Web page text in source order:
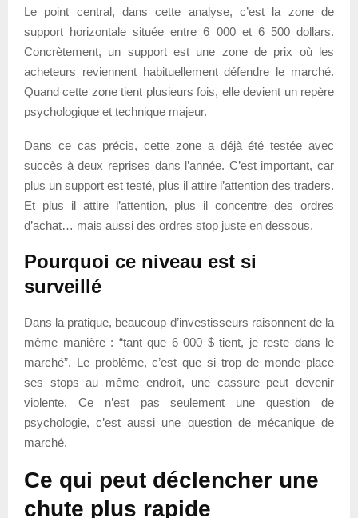
Le point central, dans cette analyse, c’est la zone de
support horizontale située entre 6 000 et 6 500 dollars.
Concrètement, un support est une zone de prix où les
acheteurs reviennent habituellement défendre le marché.
Quand cette zone tient plusieurs fois, elle devient un repère
psychologique et technique majeur.
Dans ce cas précis, cette zone a déjà été testée avec
succès à deux reprises dans l’année. C’est important, car
plus un support est testé, plus il attire l’attention des traders.
Et plus il attire l’attention, plus il concentre des ordres
d’achat… mais aussi des ordres stop juste en dessous.
Pourquoi ce niveau est si
surveillé
Dans la pratique, beaucoup d’investisseurs raisonnent de la
même manière : “tant que 6 000 $ tient, je reste dans le
marché”. Le problème, c’est que si trop de monde place
ses stops au même endroit, une cassure peut devenir
violente. Ce n’est pas seulement une question de
psychologie, c’est aussi une question de mécanique de
marché.
Ce qui peut déclencher une
chute plus rapide